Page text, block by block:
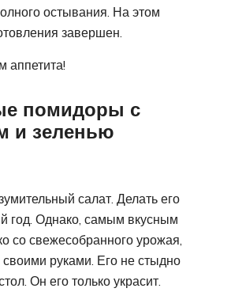
остывания. На этом
завершен.
аппетита!
помидоры с
и зеленью
салат. Делать его
год. Однако, самым вкусным
со свежесобранного урожая,
руками. Его не стыдно
Он его только украсит.